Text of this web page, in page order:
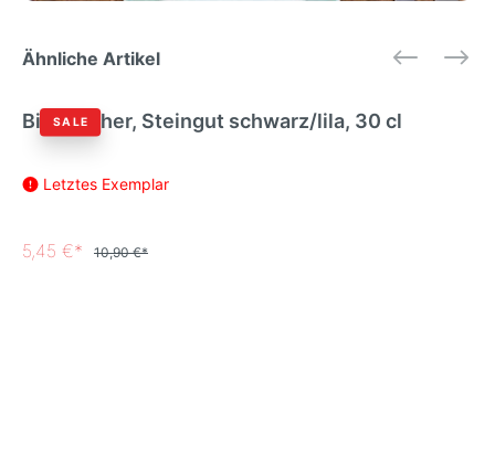
Ähnliche Artikel
SALE
Bitz Becher, Steingut schwarz/lila, 30 cl
Letztes Exemplar
5,45 €* 10,90 €*